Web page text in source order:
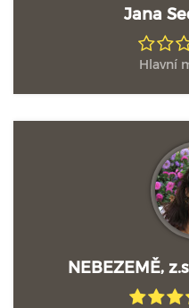
Jana
Hlavní
NEBEZEMĚ,